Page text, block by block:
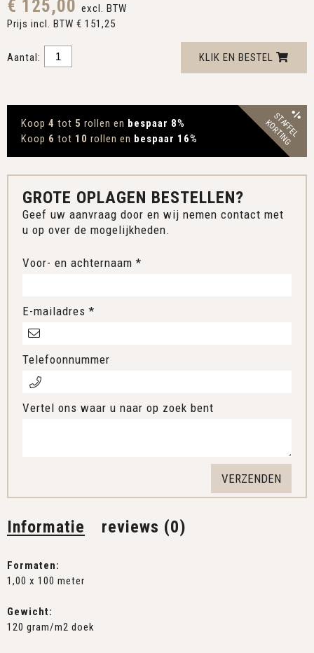
Informatie reviews (0)
Formaten:
1,00 x 100 meter
Gewicht:
120 gram/m2 doek
€ 125,00 excl. BTW
Prijs incl. BTW € 151,25
Aantal: KLIK EN BESTEL
Koop 4 tot 5 rollen en bespaar 8%
Koop 6 tot 10 rollen en bespaar 16% STAFFEL
KORTING
GROTE OPLAGEN BESTELLEN?
Geef uw aanvraag door en wij nemen contact met
u op over de mogelijkheden.
Voor- en achternaam *
E-mailadres *
Telefoonnummer
Vertel ons waar u naar op zoek bent